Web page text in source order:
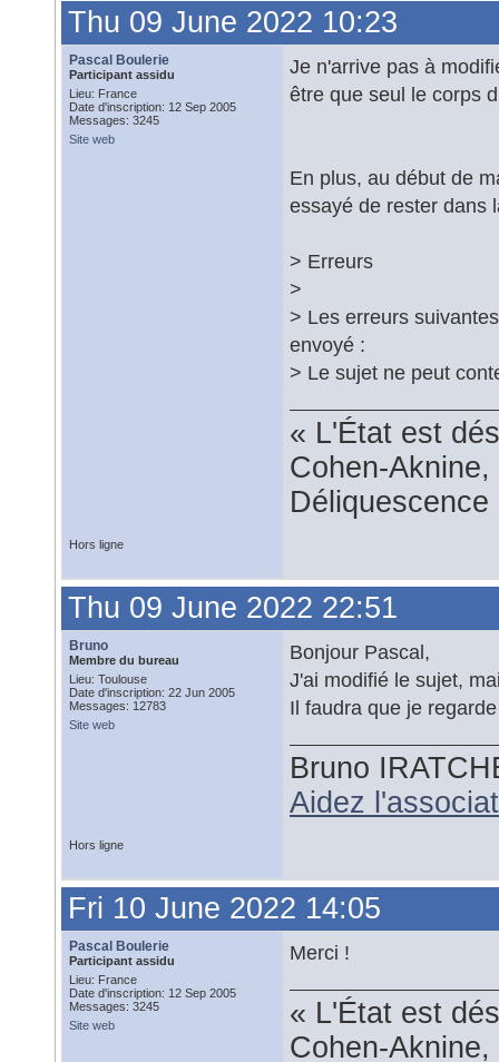
Thu 09 June 2022 10:23
Pascal Boulerie
Participant assidu
Lieu: France
Date d'inscription: 12 Sep 2005
Messages: 3245
Site web
Je n'arrive pas à
être que seul le corps
En plus, au début de
essayé de rester dans
> Erreurs
>
> Les erreurs
envoyé :
> Le sujet ne peut
« L'État est
Cohen-
Hors ligne
Thu 09 June 2022 22:51
Bruno
Membre du bureau
Lieu: Toulouse
Date d'inscription: 22 Jun 2005
Messages: 12783
Site web
Bonjour Pascal,
J'ai modifié le sujet,
Il faudra que je
Bruno
Aidez
Hors ligne
Fri 10 June 2022 14:05
Pascal Boulerie
Participant assidu
Lieu: France
Date d'inscription: 12 Sep 2005
Messages: 3245
Site web
Merci !
« L'État est
Cohen-